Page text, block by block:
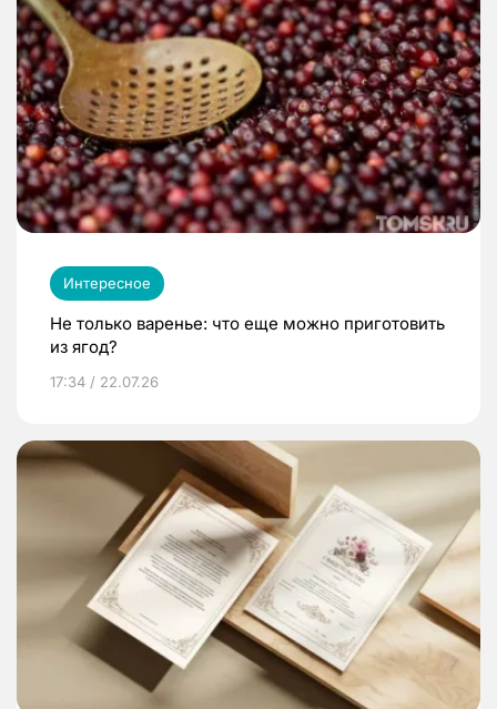
Интересное
Не только варенье: что еще можно приготовить
из ягод?
17:34 / 22.07.26